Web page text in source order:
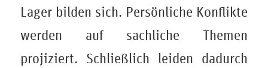
Lager bilden sich. Persönliche Konflikte
werden auf sachliche Themen
projiziert. Schließlich leiden dadurch